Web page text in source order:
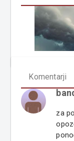
Komentarji
za